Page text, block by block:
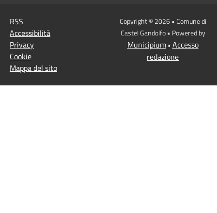
RSS
Accessibilità
Privacy
Cookie
Mappa del sito
Copyright © 2026 • Comune di
Castel Gandolfo • Powered by
Municipium• Accesso
redazione